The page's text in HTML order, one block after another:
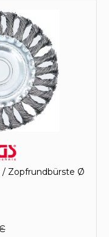
/ Zopfrundbürste Ø